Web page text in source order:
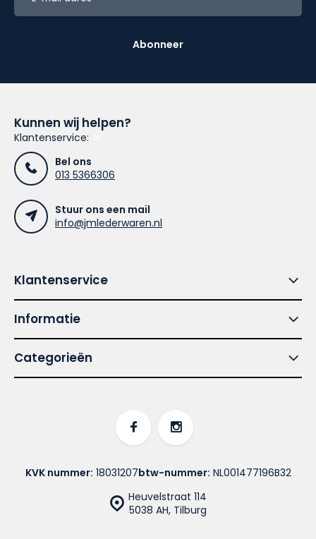
Abonneer
Kunnen wij helpen?
Klantenservice:
Bel ons
013 5366306
Stuur ons een mail
info@jmlederwaren.nl
Klantenservice
Informatie
Categorieën
Heuvelstraat 114
5038 AH, Tilburg
KVK nummer: 18031207btw-nummer: NL001477196B32